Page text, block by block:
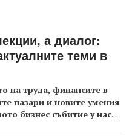
а диалог:
теми в
на труда, финансите в
пазари и новите умения
бизнес събитие у нас...